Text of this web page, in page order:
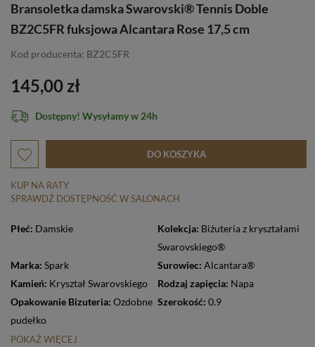
Bransoletka damska Swarovski® Tennis Doble
BZ2C5FR fuksjowa Alcantara Rose 17,5 cm
Kod producenta: BZ2C5FR
145,00 zł
Dostępny! Wysyłamy w 24h
DO KOSZYKA
KUP NA RATY
SPRAWDŹ DOSTĘPNOŚĆ W SALONACH
Płeć: Damskie Kolekcja: Biżuteria z kryształami
Swarovskiego®
Marka: Spark Surowiec: Alcantara®
Kamień: Kryształ Swarovskiego Rodzaj zapięcia: Napa
Opakowanie Bizuteria: Ozdobne
pudełko
Szerokość: 0.9
POKAŻ WIĘCEJ